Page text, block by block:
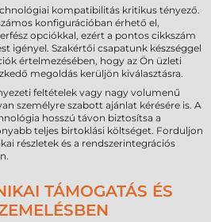
kompatibilitás kritikus tényező.
konfigurációban érhető el,
opciókkal, ezért a pontos cikkszám
igényel. Szakértői csapatunk készséggel
értelmezésében, hogy az Ön üzleti
megoldás kerüljön kiválasztásra.
feltételek vagy nagy volumenű
személyre szabott ajánlat kérésére is. A
hosszú távon biztosítsa a
teljes birtoklási költséget. Forduljon
részletek és a rendszerintegrációs
TÁMOGATÁS ÉS